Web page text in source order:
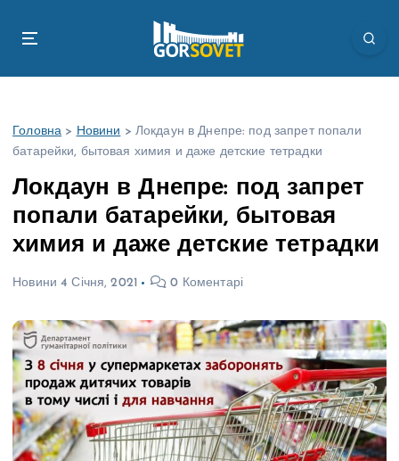
Головна > Новини > Локдаун в Днепре: под запрет попали
батарейки, бытовая химия и даже детские тетрадки
Локдаун в Днепре: под запрет
попали батарейки, бытовая
химия и даже детские тетрадки
Новини 4 Січня, 2021 0 Коментарі